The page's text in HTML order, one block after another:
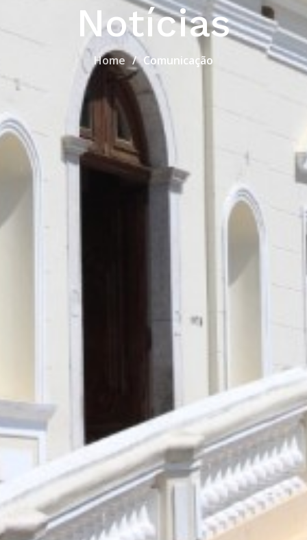
Notícias
Home Comunicação